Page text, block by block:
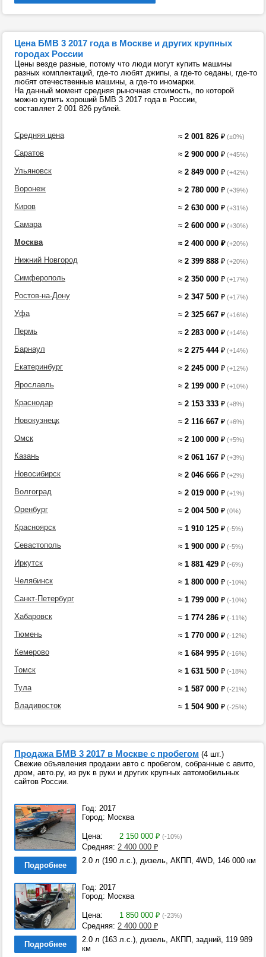
Цена БМВ 3 2017 года в Москве и других крупных
городах России
Цены везде разные, потому что люди могут купить машины
разных комплектаций, где-то любят джипы, а где-то седаны, где-то
любят отечественные машины, а где-то иномарки.
На данный момент средняя рыночная стоимость, по которой
можно купить хороший БМВ 3 2017 года в России,
составляет 2 001 826 рублей.
Средняя цена ≈ 2 001 826 ₽ (±0%)
Саратов ≈ 2 900 000 ₽ (+45%)
Ульяновск ≈ 2 849 000 ₽ (+42%)
Воронеж ≈ 2 780 000 ₽ (+39%)
Киров ≈ 2 630 000 ₽ (+31%)
Самара ≈ 2 600 000 ₽ (+30%)
Москва ≈ 2 400 000 ₽(+20%)
Нижний Новгород ≈ 2 399 888 ₽ (+20%)
Симферополь ≈ 2 350 000 ₽ (+17%)
Ростов-на-Дону ≈ 2 347 500 ₽ (+17%)
Уфа ≈ 2 325 667 ₽ (+16%)
Пермь ≈ 2 283 000 ₽ (+14%)
Барнаул ≈ 2 275 444 ₽ (+14%)
Екатеринбург ≈ 2 245 000 ₽ (+12%)
Ярославль ≈ 2 199 000 ₽ (+10%)
Краснодар ≈ 2 153 333 ₽ (+8%)
Новокузнецк ≈ 2 116 667 ₽ (+6%)
Омск ≈ 2 100 000 ₽ (+5%)
Казань ≈ 2 061 167 ₽ (+3%)
Новосибирск ≈ 2 046 666 ₽ (+2%)
Волгоград ≈ 2 019 000 ₽ (+1%)
Оренбург ≈ 2 004 500 ₽ (0%)
Красноярск ≈ 1 910 125 ₽ (-5%)
Севастополь ≈ 1 900 000 ₽ (-5%)
Иркутск ≈ 1 881 429 ₽ (-6%)
Челябинск ≈ 1 800 000 ₽ (-10%)
Санкт-Петербург ≈ 1 799 000 ₽ (-10%)
Хабаровск ≈ 1 774 286 ₽ (-11%)
Тюмень ≈ 1 770 000 ₽ (-12%)
Кемерово ≈ 1 684 995 ₽ (-16%)
Томск ≈ 1 631 500 ₽ (-18%)
Тула ≈ 1 587 000 ₽ (-21%)
Владивосток ≈ 1 504 900 ₽ (-25%)
Продажа БМВ 3 2017 в Москве с пробегом (4 шт.)
Свежие объявления продажи авто с пробегом, собранные с авито,
дром, авто.ру, из рук в руки и других крупных автомобильных
сайтов России.
Год: 2017
Город: Москва
Цена: 2 150 000 ₽ (-10%)
Средняя: 2 400 000 ₽
Подробнее
2.0 л (190 л.с.), дизель, АКПП, 4WD, 146 000 км
Год: 2017
Город: Москва
Цена: 1 850 000 ₽ (-23%)
Средняя: 2 400 000 ₽
Подробнее
2.0 л (163 л.с.), дизель, АКПП, задний, 119 989
км